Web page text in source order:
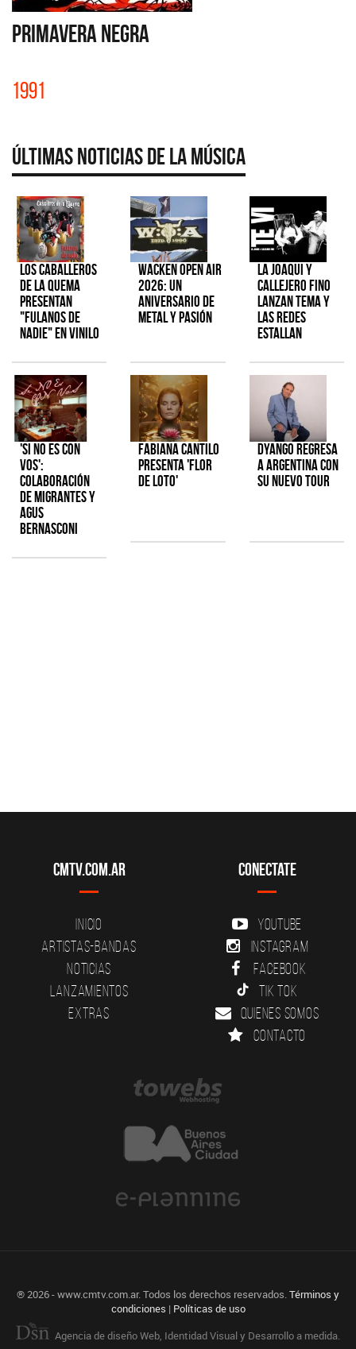
PRIMAVERA NEGRA
1991
Últimas Noticias de la Música
Los Caballeros
de la Quema
presentan
"Fulanos de
Nadie" en vinilo
Wacken Open Air
2026: Un
aniversario de
metal y pasión
La Joaqui y
Callejero Fino
lanzan tema y
las redes
estallan
'Si No Es Con
Vos':
colaboración
de Migrantes y
Agus
Bernasconi
Fabiana Cantilo
presenta 'Flor
de Loto'
Dyango regresa
a Argentina con
su nuevo tour
CMTV.com.ar
Inicio
Artistas-Bandas
Noticias
Lanzamientos
Extras
Conectate
YouTube
Instagram
Facebook
Tik Tok
Quienes somos
Contacto
® 2026 - www.cmtv.com.ar. Todos los derechos reservados.Términos y
condiciones | Políticas de uso
Agencia de diseño Web, Identidad Visual y Desarrollo a medida.